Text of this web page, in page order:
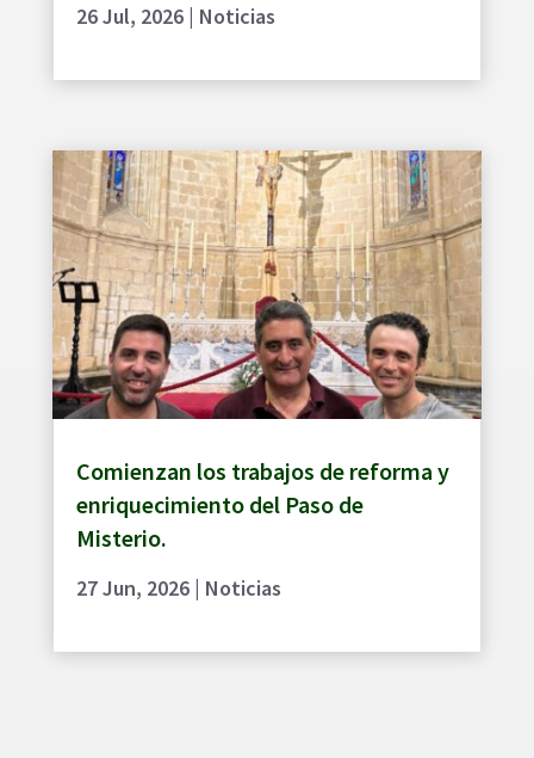
26 Jul, 2026| Noticias
Comienzan los trabajos de reforma y
enriquecimiento del Paso de
Misterio.
27 Jun, 2026| Noticias